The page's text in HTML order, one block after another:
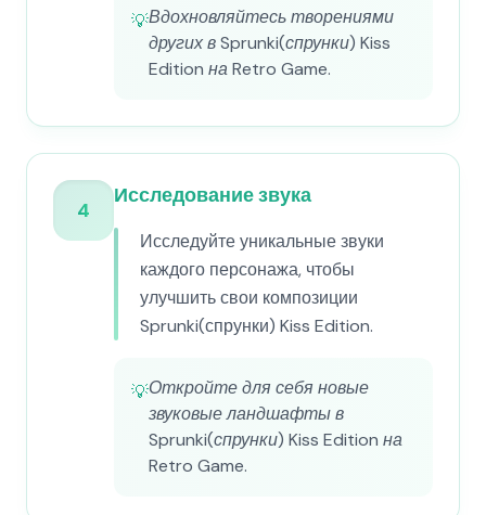
💡Вдохновляйтесь творениями
других в Sprunki(спрунки) Kiss
Edition на Retro Game.
4
Исследование звука
Исследуйте уникальные звуки
каждого персонажа, чтобы
улучшить свои композиции
Sprunki(спрунки) Kiss Edition.
💡Откройте для себя новые
звуковые ландшафты в
Sprunki(спрунки) Kiss Edition на
Retro Game.